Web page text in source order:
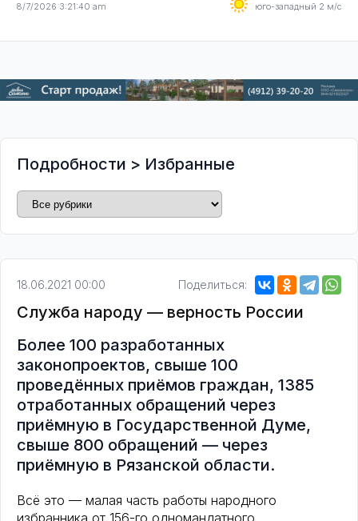
8/7/2026 3:21:42 am
юго-западный 2 м/с
Подробности > Избранные
18.06.2021 00:00 Поделиться:
Служба народу — верность России
Более 100 разработанных
законопроектов, свыше 100
проведённых приёмов граждан, 1385
отработанных обращений через
приёмную в Государственной Думе,
свыше 800 обращений — через
приёмную в Рязанской области.
Всё это — малая часть работы народного